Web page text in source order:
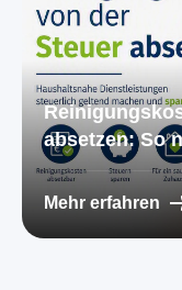
absetzen: So
Mehr erfahren